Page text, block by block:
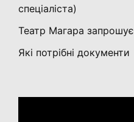
спеціаліста)
Театр Магара запрошує
Які потрібні документи